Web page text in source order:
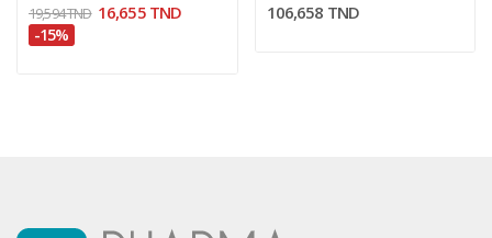
19,594 TND 16,655 TND
-15%
106,658 TND